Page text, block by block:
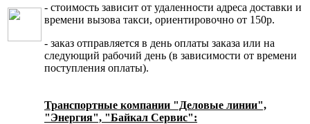
- стоимость зависит от удаленности адреса доставки и
времени вызова такси, ориентировочно от 150р.
- заказ отправляется в день оплаты заказа или на
следующий рабочий день (в зависимости от времени
поступления оплаты).
Транспортные компании "Деловые линии",
"Энергия", "Байкал Сервис":